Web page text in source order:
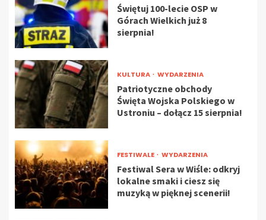
Świętuj 100-lecie OSP w
Górach Wielkich już 8
sierpnia!
KULTURA WYDARZENIA
Patriotyczne obchody
Święta Wojska Polskiego w
Ustroniu – dołącz 15 sierpnia!
FESTIWALE WYDARZENIA
Festiwal Sera w Wiśle: odkryj
lokalne smaki i ciesz się
muzyką w pięknej scenerii!